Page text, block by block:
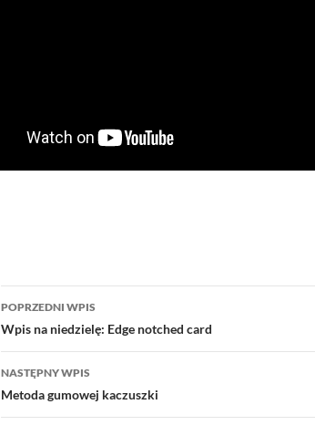
Nawigacja
wpisu
POPRZEDNI WPIS
Wpis na niedzielę: Edge notched card
NASTĘPNY WPIS
Metoda gumowej kaczuszki